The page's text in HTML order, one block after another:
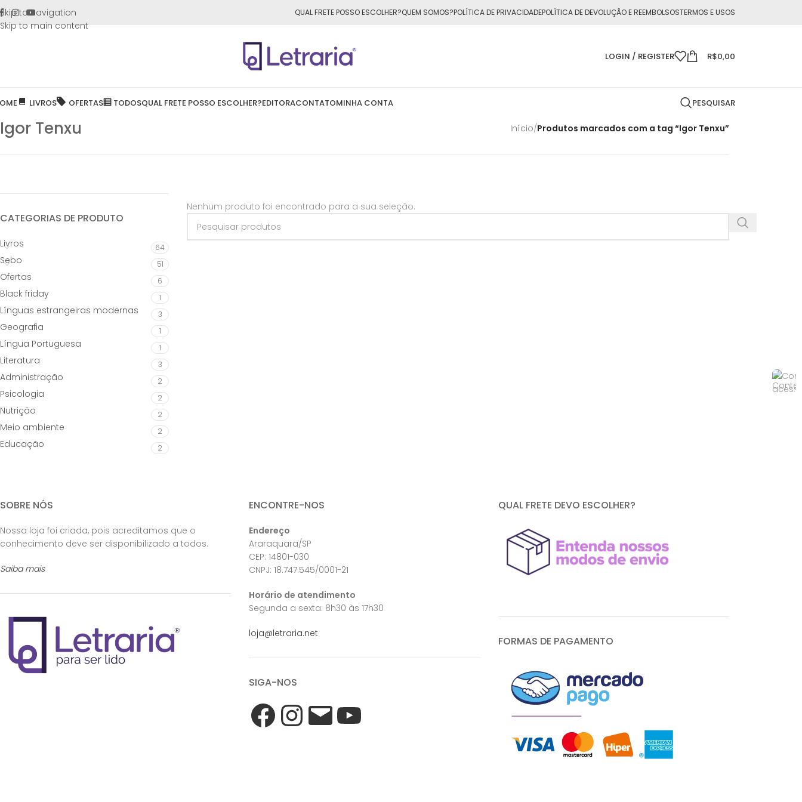
Skip to navigation
Skip to main content
para todo o Brasil nas compras acima de R$50,00
QUAL FRETE POSSO ESCOLHER?QUEM SOMOS?POLÍTICA DE PRIVACIDADEPOLÍTICA DE DEVOLUÇÃO E REEMBOLSOSTERMOS E USOS
LOGIN / REGISTER R$0,00
LIVROS OFERTAS TODOSQUAL FRETE POSSO ESCOLHER?EDITORACONTATOMINHA CONTA PESQUISAR
Igor Tenxu Início/Produtos marcados com a tag “Igor Tenxu”
CATEGORIAS DE PRODUTO
Livros 64
Sebo 51
Ofertas 6
Black friday 1
Línguas estrangeiras modernas 3
Geografia 1
Língua Portuguesa 1
Literatura 3
Administração 2
Psicologia 2
Nutrição 2
Meio ambiente 2
Educação 2
Nenhum produto foi encontrado para a sua seleção.
SOBRE NÓS
Nossa loja foi criada, pois acreditamos que o
conhecimento deve ser disponibilizado a todos.
Saiba mais
ENCONTRE-NOS
Endereço
Araraquara/SP
CEP: 14801-030
CNPJ: 18.747.545/0001-21
Horário de atendimento
Segunda a sexta: 8h30 às 17h30
loja@letraria.net
SIGA-NOS
QUAL FRETE DEVO ESCOLHER?
FORMAS DE PAGAMENTO